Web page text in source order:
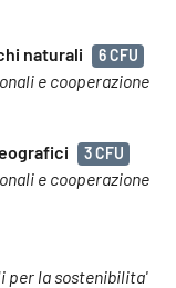
naturali 6 CFU
e cooperazione
3 CFU
e cooperazione
per la sostenibilita'